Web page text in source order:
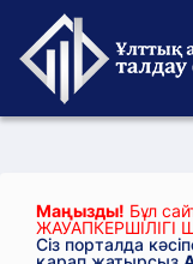
Маңызды! Бұл
ЖАУАПКЕРШІЛІГІ
Сіз порталда